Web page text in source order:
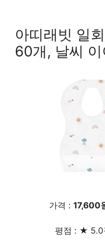
아띠래빗 일
60개, 날씨 이
가격 : 17,600
평점 : ★ 5.0